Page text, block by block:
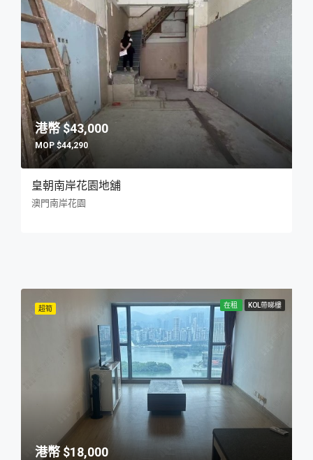
$43,000
$44,290
皇朝南岸花園地舖
澳門南岸花園
超筍 在租 KOL帶睇樓
$18,000